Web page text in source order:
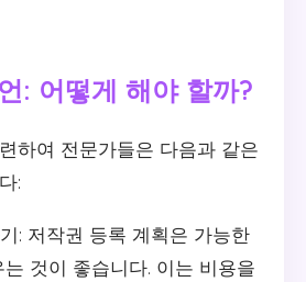
: 어떻게 해야 할까?
하여 전문가들은 다음과 같은
:
: 저작권 등록 계획은 가능한
것이 좋습니다. 이는 비용을